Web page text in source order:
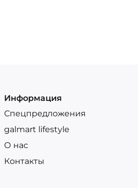
Информация
Спецпредложения
galmart lifestyle
О нас
Контакты